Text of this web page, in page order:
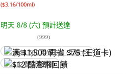
($3.16/100ml)
明天 8/8 (六) 預計送達
(999)
满 $1,500 再省 $75 (王道卡)
$12 酷澎幣回饋